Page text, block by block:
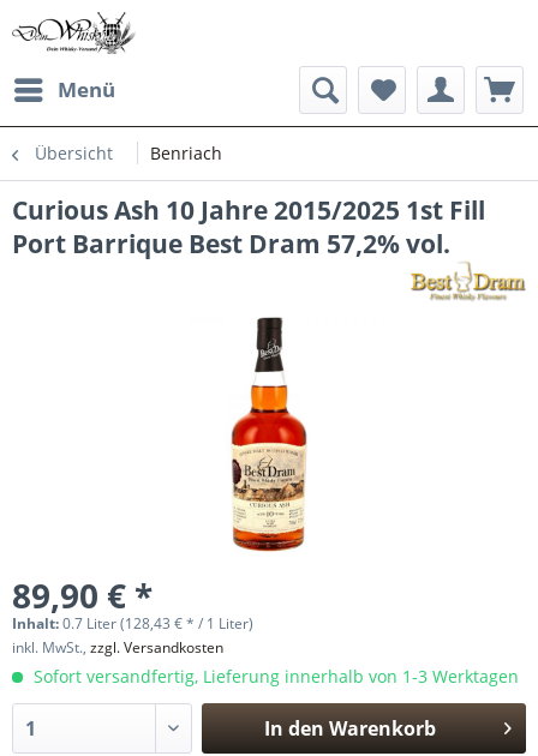
Menü
Übersicht Benriach
Curious Ash 10 Jahre 2015/2025 1st Fill
Port Barrique Best Dram 57,2% vol.
89,90 € *
Inhalt:0.7 Liter (128,43 € * / 1 Liter)
inkl. MwSt., zzgl. Versandkosten
Sofort versandfertig, Lieferung innerhalb von 1-3 Werktagen
In den Warenkorb